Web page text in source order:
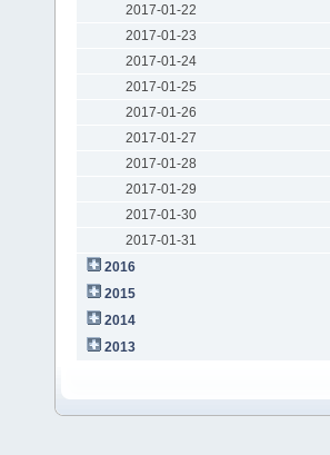
2017-01-22
2017-01-23
2017-01-24
2017-01-25
2017-01-26
2017-01-27
2017-01-28
2017-01-29
2017-01-30
2017-01-31
2016
2015
2014
2013